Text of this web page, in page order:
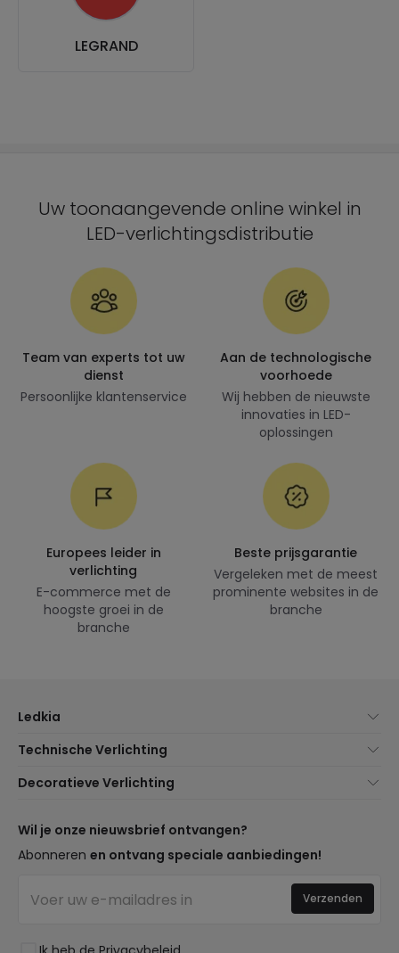
LEGRAND
Uw toonaangevende online winkel in
LED-verlichtingsdistributie
Team van experts tot uw
dienst
Persoonlijke klantenservice
Aan de technologische
voorhoede
Wij hebben de nieuwste
innovaties in LED-
oplossingen
Europees leider in
verlichting
E-commerce met de
hoogste groei in de
branche
Beste prijsgarantie
Vergeleken met de meest
prominente websites in de
branche
Ledkia
Klantenservice
Verzendmethoden
Bent u een Professional?
Professionele Pakketten
Veelgestelde Vragen (FAQ)
Technische Verlichting
Merken
LED Besparingscalculator
Bedrijfsverlichting
Decoratieve Verlichting
Trends
Premium Decoratiemerken
Ruimtes
Wil je onze nieuwsbrief ontvangen?
Abonneren en ontvang speciale aanbiedingen!
Verzenden